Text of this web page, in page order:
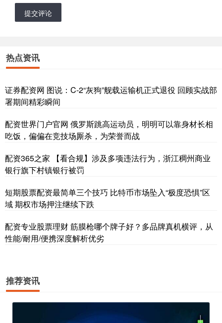
提交评论
热点资讯
证券配资网 图说：C-2“灰狗”舰载运输机正式退役 回顾实战部
署期间精彩瞬间
配资世界门户官网 俄罗斯跳高运动员，明明可以靠身材长相
吃饭，偏偏在竞技场厮杀，为荣誉而战
配资365之家 【看合规】涉及多项违法行为，浙江稠州商业
银行旗下村镇银行被罚
短期股票配资最简单三个技巧 比特币市场坠入“极度恐惧”区
域 期权市场押注继续下跌
配资专业股票理财 筋膜枪哪个牌子好？多品牌真机横评，从
性能/耐用/便携深度解析优劣
推荐资讯